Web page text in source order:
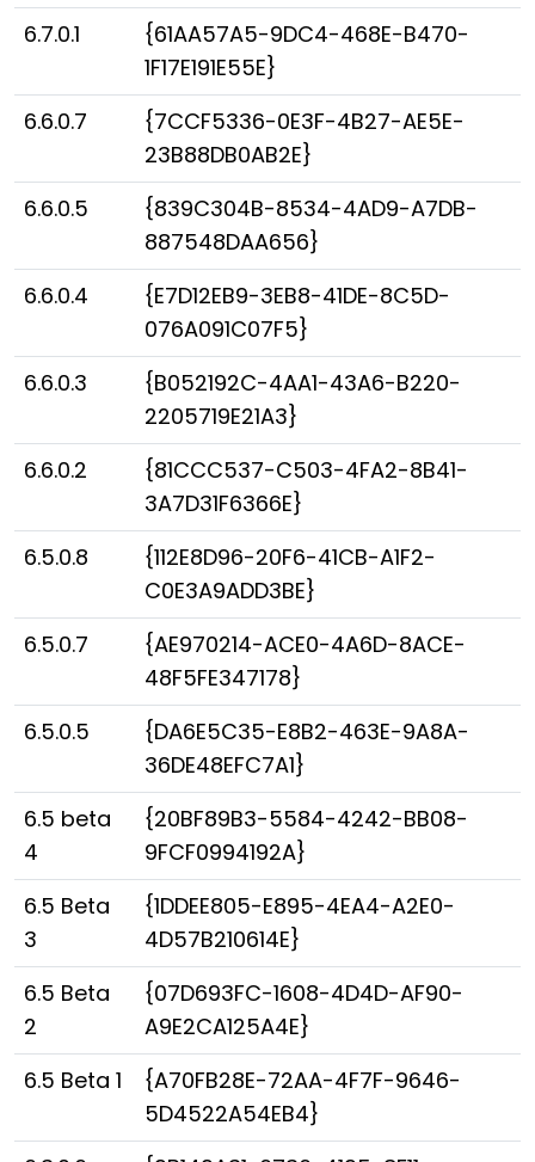
6.7.0.1
{61AA57A5-9DC4-468E-B470-
1F17E191E55E}
6.6.0.7
{7CCF5336-0E3F-4B27-AE5E-
23B88DB0AB2E}
6.6.0.5
{839C304B-8534-4AD9-A7DB-
887548DAA656}
6.6.0.4
{E7D12EB9-3EB8-41DE-8C5D-
076A091C07F5}
6.6.0.3
{B052192C-4AA1-43A6-B220-
2205719E21A3}
6.6.0.2
{81CCC537-C503-4FA2-8B41-
3A7D31F6366E}
6.5.0.8
{112E8D96-20F6-41CB-A1F2-
C0E3A9ADD3BE}
6.5.0.7
{AE970214-ACE0-4A6D-8ACE-
48F5FE347178}
6.5.0.5
{DA6E5C35-E8B2-463E-9A8A-
36DE48EFC7A1}
6.5 beta
4
{20BF89B3-5584-4242-BB08-
9FCF0994192A}
6.5 Beta
3
{1DDEE805-E895-4EA4-A2E0-
4D57B210614E}
6.5 Beta
2
{07D693FC-1608-4D4D-AF90-
A9E2CA125A4E}
6.5 Beta 1
{A70FB28E-72AA-4F7F-9646-
5D4522A54EB4}